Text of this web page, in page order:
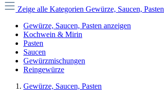
Zeige alle Kategorien Gewürze, Saucen, Pasten
Gewürze, Saucen, Pasten anzeigen
Kochwein & Mirin
Pasten
Saucen
Gewürzmischungen
Reingewürze
Gewürze, Saucen, Pasten